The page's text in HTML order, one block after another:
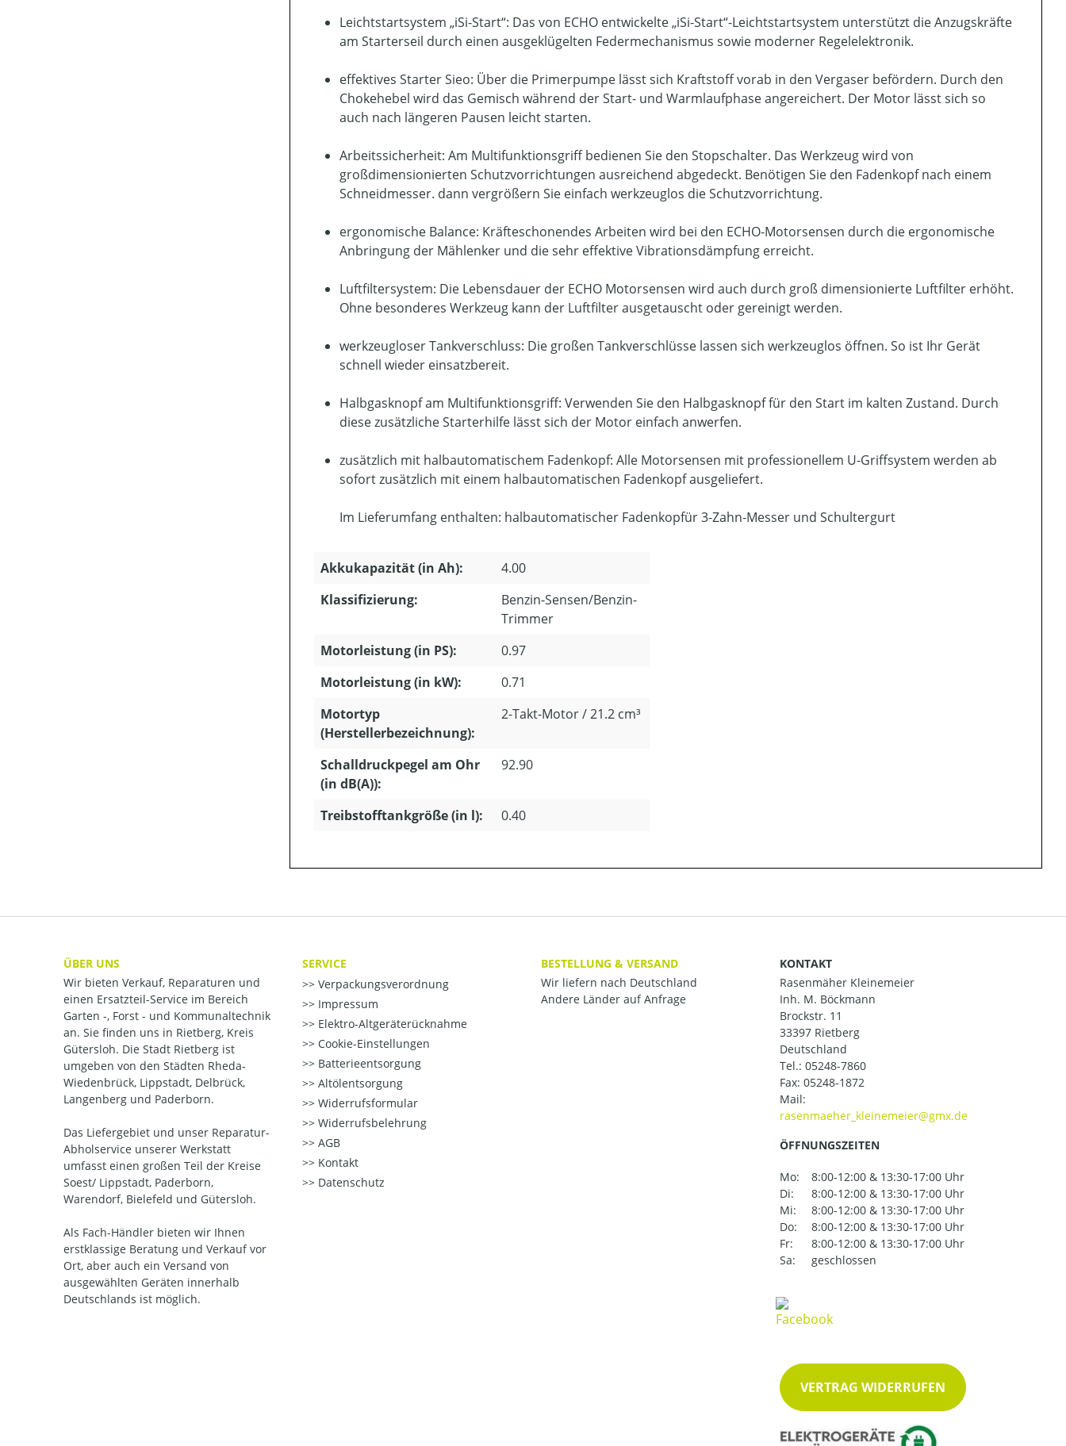
Leichtstartsystem „iSi-Start“: Das von ECHO entwickelte „iSi-Start“-Leichtstartsystem unterstützt die Anzugskräfte
am Starterseil durch einen ausgeklügelten Federmechanismus sowie moderner Regelelektronik.
effektives Starter Sieo: Über die Primerpumpe lässt sich Kraftstoff vorab in den Vergaser befördern. Durch den
Chokehebel wird das Gemisch während der Start- und Warmlaufphase angereichert. Der Motor lässt sich so
auch nach längeren Pausen leicht starten.
Arbeitssicherheit: Am Multifunktionsgriff bedienen Sie den Stopschalter. Das Werkzeug wird von
großdimensionierten Schutzvorrichtungen ausreichend abgedeckt. Benötigen Sie den Fadenkopf nach einem
Schneidmesser. dann vergrößern Sie einfach werkzeuglos die Schutzvorrichtung.
ergonomische Balance: Kräfteschonendes Arbeiten wird bei den ECHO-Motorsensen durch die ergonomische
Anbringung der Mählenker und die sehr effektive Vibrationsdämpfung erreicht.
Luftfiltersystem: Die Lebensdauer der ECHO Motorsensen wird auch durch groß dimensionierte Luftfilter erhöht.
Ohne besonderes Werkzeug kann der Luftfilter ausgetauscht oder gereinigt werden.
werkzeugloser Tankverschluss: Die großen Tankverschlüsse lassen sich werkzeuglos öffnen. So ist Ihr Gerät
schnell wieder einsatzbereit.
Halbgasknopf am Multifunktionsgriff: Verwenden Sie den Halbgasknopf für den Start im kalten Zustand. Durch
diese zusätzliche Starterhilfe lässt sich der Motor einfach anwerfen.
zusätzlich mit halbautomatischem Fadenkopf: Alle Motorsensen mit professionellem U-Griffsystem werden ab
sofort zusätzlich mit einem halbautomatischen Fadenkopf ausgeliefert.
Im Lieferumfang enthalten: halbautomatischer Fadenkopfür 3-Zahn-Messer und Schultergurt
Akkukapazität (in Ah):
4.00
Klassifizierung:
Benzin-Sensen/Benzin-
Trimmer
Motorleistung (in PS):
0.97
Motorleistung (in kW):
0.71
Motortyp
(Herstellerbezeichnung):
2-Takt-Motor / 21.2 cm³
Schalldruckpegel am Ohr
(in dB(A)):
92.90
Treibstofftankgröße (in l): 0.40
ÜBER UNS
Wir bieten Verkauf, Reparaturen und
einen Ersatzteil-Service im Bereich
Garten -, Forst - und Kommunaltechnik
an. Sie finden uns in Rietberg, Kreis
Gütersloh. Die Stadt Rietberg ist
umgeben von den Städten Rheda-
Wiedenbrück, Lippstadt, Delbrück,
Langenberg und Paderborn.
Das Liefergebiet und unser Reparatur-
Abholservice unserer Werkstatt
umfasst einen großen Teil der Kreise
Soest/ Lippstadt, Paderborn,
Warendorf, Bielefeld und Gütersloh.
Als Fach-Händler bieten wir Ihnen
erstklassige Beratung und Verkauf vor
Ort, aber auch ein Versand von
ausgewählten Geräten innerhalb
Deutschlands ist möglich.
SERVICE
Verpackungsverordnung
Impressum
Elektro-Altgeräterücknahme
Cookie-Einstellungen
Batterieentsorgung
Altölentsorgung
Widerrufsformular
Widerrufsbelehrung
AGB
Kontakt
Datenschutz
BESTELLUNG & VERSAND
Wir liefern nach Deutschland
Andere Länder auf Anfrage
KONTAKT
Rasenmäher Kleinemeier
Inh. M. Böckmann
Brockstr. 11
33397 Rietberg
Deutschland
Tel.: 05248-7860
Fax: 05248-1872
Mail:
ÖFFNUNGSZEITEN
Mo:
8:00-12:00 & 13:30-17:00 Uhr
Di:
8:00-12:00 & 13:30-17:00 Uhr
Mi:
8:00-12:00 & 13:30-17:00 Uhr
Do:
8:00-12:00 & 13:30-17:00 Uhr
Fr:
8:00-12:00 & 13:30-17:00 Uhr
Sa:
geschlossen
VERTRAG WIDERRUFEN